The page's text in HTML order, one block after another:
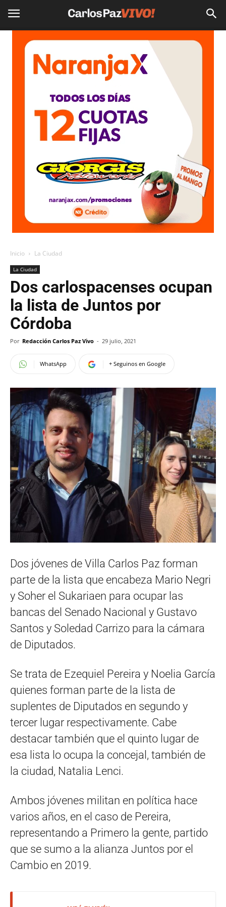
Inicio La Ciudad
La Ciudad
Dos carlospacenses ocupan
la lista de Juntos por
Córdoba
Por Redacción Carlos Paz Vivo - 29 julio, 2021
WhatsApp + Seguinos en Google
Dos jóvenes de Villa Carlos Paz forman
parte de la lista que encabeza Mario Negri
y Soher el Sukariaen para ocupar las
bancas del Senado Nacional y Gustavo
Santos y Soledad Carrizo para la cámara
de Diputados.
Se trata de Ezequiel Pereira y Noelia García
quienes forman parte de la lista de
suplentes de Diputados en segundo y
tercer lugar respectivamente. Cabe
destacar también que el quinto lugar de
esa lista lo ocupa la concejal, también de
la ciudad, Natalia Lenci.
Ambos jóvenes militan en política hace
varios años, en el caso de Pereira,
representando a Primero la gente, partido
que se sumo a la alianza Juntos por el
Cambio en 2019.